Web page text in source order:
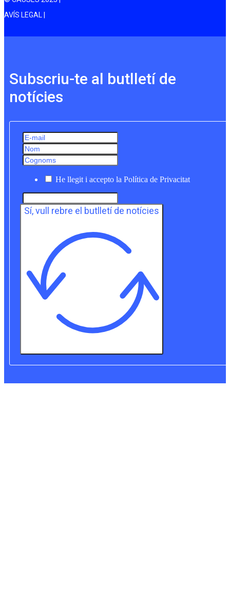
AVÍS LEGAL |
Subscriu-te al butlletí de
notícies
He llegit i accepto la Política de Privacitat
Sí, vull rebre el butlletí de notícies